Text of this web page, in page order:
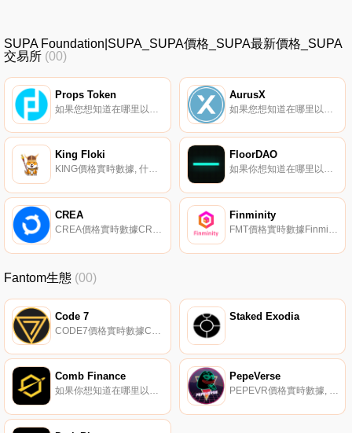
SUPA Foundation|SUPA_SUPA價格_SUPA最新價格_SUPA
交易所 (00)
Props Token AurusX
King Floki
KING價格實時數據, 什么是二進制？King Floki是一種令人興奮的新BSC代幣,每周為持有者舉辦抽獎活動,他們的第一次抽獎將于下周日11月28日下午7點UTC舉行,屆時他們將在第一個彩票系統中捐出35000美元.
FloorDAO
如果你想知道在哪里以當前價格購買FloorDAO,目前交易{FloorDAO]股票的頂級加密貨幣交易所是BKEX和Bilaxy。您可以在我們的加密貨幣交易所頁面上找到其他列表.
CREA
CREA價格實時數據CREA（｛CREAnname｝）是一種加密貨幣。CREA目前的供應量為21213630.839,其中19327713.4721正在流通。最近已知的CREA價格為0.01327139美元,在過去24小時內上漲了0.00.
Finminity
FMT價格實時數據Finminity渴望通過Polkadot支持的Know Your Business（KYB）、DAO、股權、投票和治理流程,通過DeFi為初創企業提供安全、輕松的融資.
Fantom生態 (00)
Code 7 Staked Exodia
Comb Finance
如果你想知道在哪里以當前價格購買Comb Finance,目前交易{Comb Finance]股票的頂級加密貨幣交易所是Beethoven X（Fantom）。您可以在我們的加密貨幣交易所頁面上找到其他列表.
PepeVerse
PEPEVR價格實時數據, 首次玩2學習跨鏈MetaVerse VR游戲。與朋友一起探索PepeVerse,定制你的角色,打造你的公寓,獲得exp和crypto！身臨其境的游戲環境,可定制的角色和公寓。該代幣在游戲中用作貨幣,也用于購買允許完全擁有游戲物品的NFT.